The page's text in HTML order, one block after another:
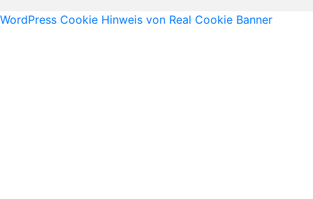
WordPress Cookie Hinweis von Real Cookie Banner